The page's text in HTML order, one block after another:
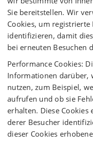
Sie bereitstellen. Wir
Cookies, um
identifizieren, damit
bei erneuten Besuchen
Performance Cookies:
Informationen darüber,
nutzen, zum Beispiel,
aufrufen und ob sie
erhalten. Diese Cookies
derer Besucher
dieser Cookies